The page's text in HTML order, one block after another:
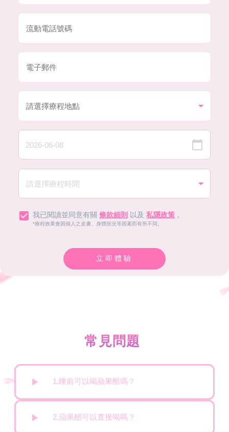
我已閱讀並同意有關 條款細則 以及 私隱政策 。
*療程效果會因個人之皮膚、身體狀況等因素而有所不同。
立即體驗
常見問題
1.睡前可以喝蘋果醋嗎？
2.蘋果醋可以直接喝嗎？